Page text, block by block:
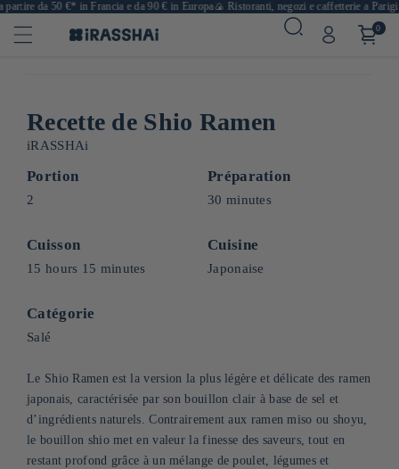
da 50 €* in Francia e da 90 € in Europa🍙 Ristoranti, negozi e caffetterie a Parigi
0
Recette de Shio Ramen
iRASSHAi
Portion
2
Préparation
30 minutes
Cuisson
15 hours 15 minutes
Cuisine
Japonaise
Catégorie
Salé
Le Shio Ramen est la version la plus légère et délicate des ramen
japonais, caractérisée par son bouillon clair à base de sel et
d’ingrédients naturels. Contrairement aux ramen miso ou shoyu,
le bouillon shio met en valeur la finesse des saveurs, tout en
restant profond grâce à un mélange de poulet, légumes et